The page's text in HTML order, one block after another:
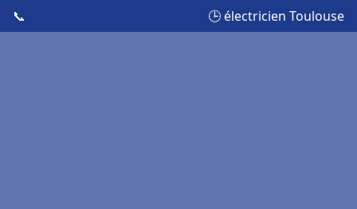
📞 🕒 électricien Toulouse